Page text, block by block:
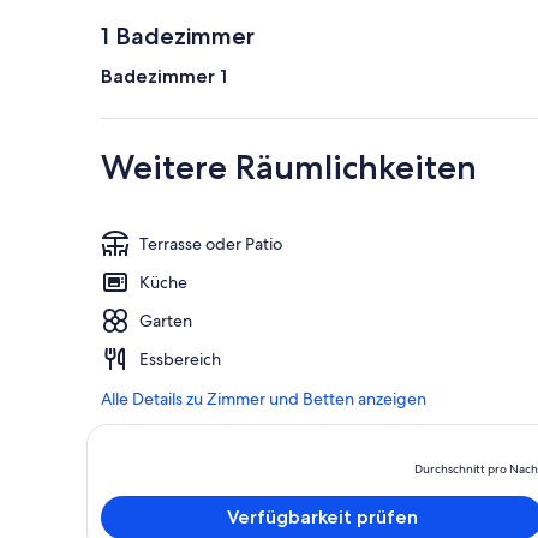
1 Badezimmer
Badezimmer 1
Weitere Räumlichkeiten
Terrasse oder Patio
Küche
Garten
Essbereich
Alle Details zu Zimmer und Betten anzeigen
Durchschnitt pro
Verfügbarkeit prüfen